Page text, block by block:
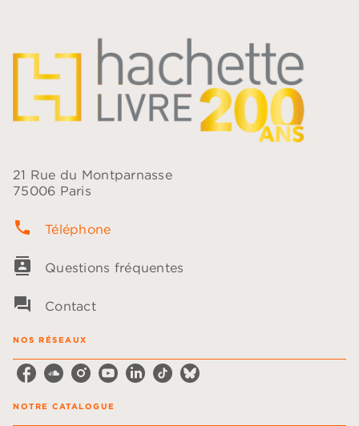
21 Rue du Montparnasse
75006 Paris
phone Téléphone
contacts Questions fréquentes
question_answer Contact
NOS RÉSEAUX
NOTRE CATALOGUE